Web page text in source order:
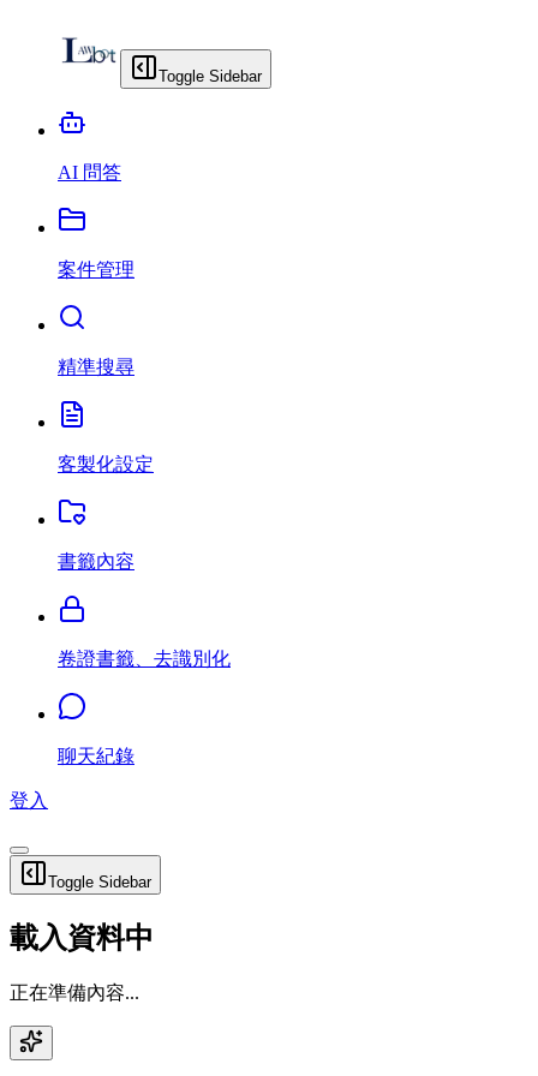
Toggle Sidebar
AI 問答
案件管理
精準搜尋
客製化設定
書籤內容
卷證書籤、去識別化
聊天紀錄
登入
Toggle Sidebar
載入資料中
正在準備內容...